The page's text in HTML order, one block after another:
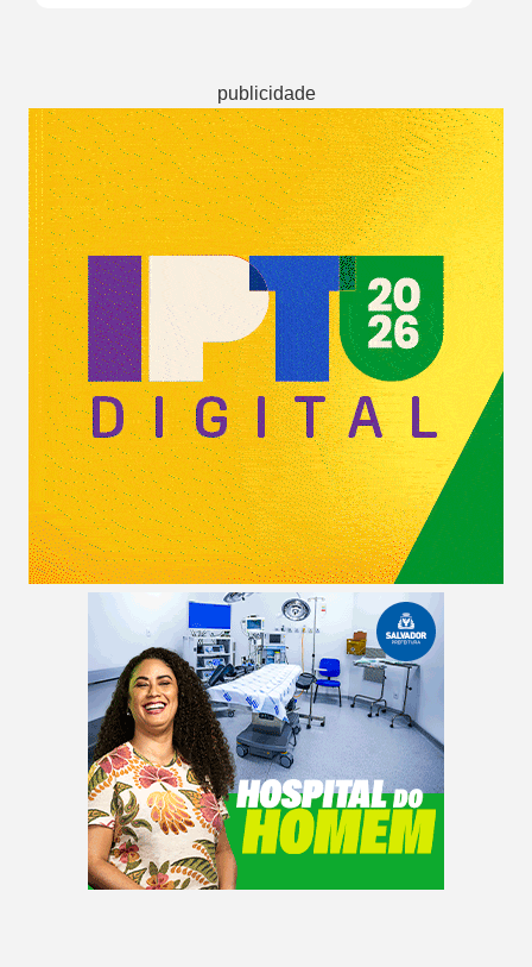
publicidade